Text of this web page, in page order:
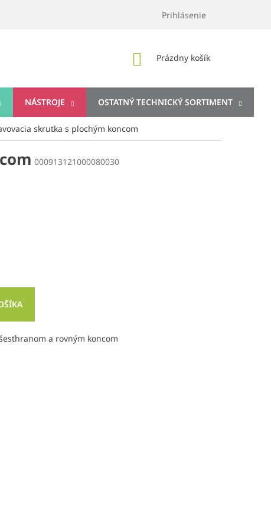
Prihlásenie
NÁKUPNÝ
Prázdny košík
NÁSTROJE OSTATNÝ TECHNICKÝ SORTIMENT
skrutka s plochým koncom
000913121000080030
a rovným koncom